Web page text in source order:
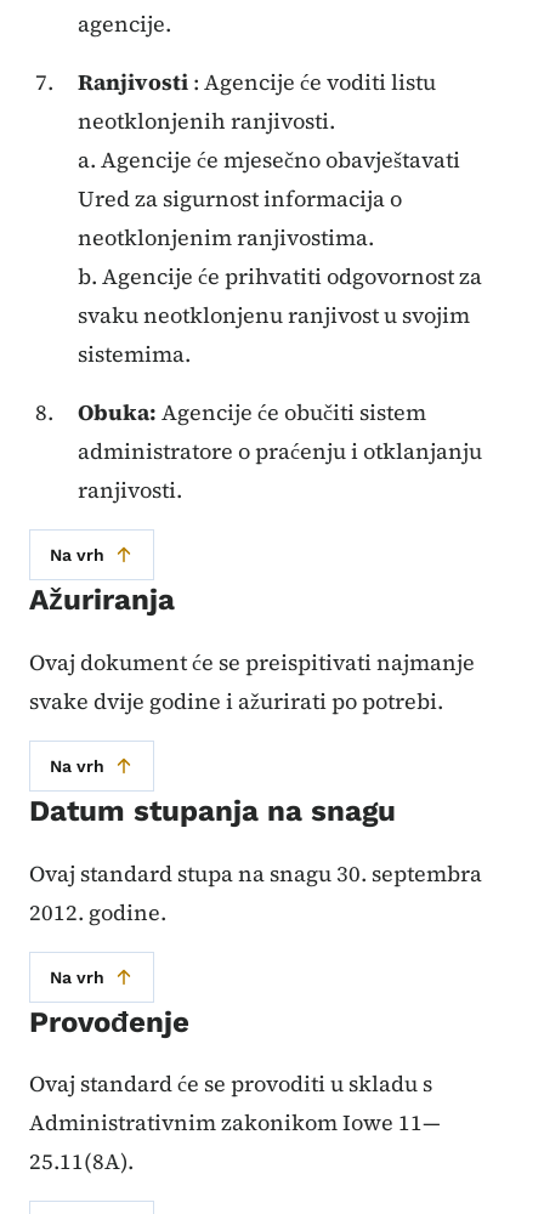
agencije.
Ranjivosti : Agencije će voditi listu
neotklonjenih ranjivosti.
a. Agencije će mjesečno obavještavati
Ured za sigurnost informacija o
neotklonjenim ranjivostima.
b. Agencije će prihvatiti odgovornost za
svaku neotklonjenu ranjivost u svojim
sistemima.
Obuka: Agencije će obučiti sistem
administratore o praćenju i otklanjanju
ranjivosti.
Na vrh
Ažuriranja
Ovaj dokument će se preispitivati ​​najmanje
svake dvije godine i ažurirati po potrebi.
Na vrh
Datum stupanja na snagu
Ovaj standard stupa na snagu 30. septembra
2012. godine.
Na vrh
Provođenje
Ovaj standard će se provoditi u skladu s
Administrativnim zakonikom Iowe 11—
25.11(8A).